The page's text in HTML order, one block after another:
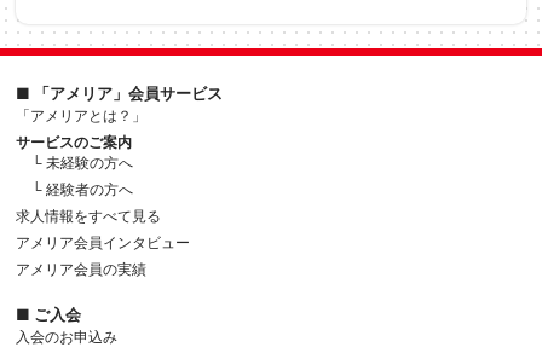
■ 「アメリア」会員サービス
「アメリアとは？」
サービスのご案内
└ 未経験の方へ
└ 経験者の方へ
求人情報をすべて見る
アメリア会員インタビュー
アメリア会員の実績
■ ご入会
入会のお申込み